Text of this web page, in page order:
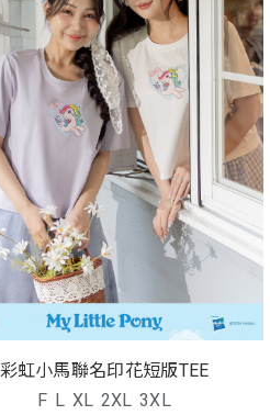
彩虹小馬聯名印花短版TEE
F L XL 2XL 3XL